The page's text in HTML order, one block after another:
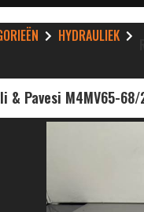
HYDRAULIEK
& Pavesi M4MV65-68/